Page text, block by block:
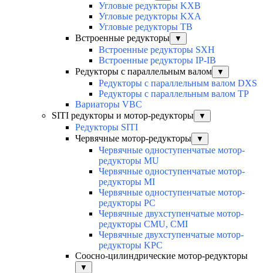
Угловые редукторы KXB
Угловые редукторы KXA
Угловые редукторы TB
Встроенные редукторы
▼
Встроенные редукторы SXH
Встроенные редукторы IP-IB
Редукторы с параллельным валом
▼
Редукторы с параллельным валом DXS
Редукторы с параллельным валом TP
Вариаторы VBC
SITI редукторы и мотор-редукторы
▼
Редукторы SITI
Червячные мотор-редукторы
▼
Червячные одноступенчатые мотор-
редукторы MU
Червячные одноступенчатые мотор-
редукторы MI
Червячные одноступенчатые мотор-
редукторы PC
Червячные двухступенчатые мотор-
редукторы CMU, CMI
Червячные двухступенчатые мотор-
редукторы KPC
Соосно-цилиндрические мотор-редукторы
▼